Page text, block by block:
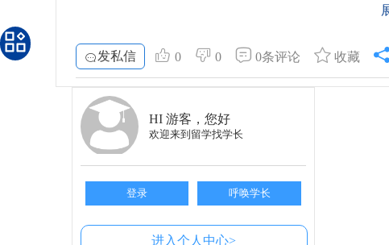
- **住宿费：** - 根据所在地区和生活方式不同，
- **私塾费用：** - 相对理科课程的学费，文科私
3. 赴日前准备 此外，出国前还会有一些必要的费
人民币。对于语言学校2年的费用，合计在27万至29
4. 高考与日本留学 在选择日本留学的过程中，
多强调高考成绩的要求，可以说是重启人生的一次升
有稳定的英语或日语基础的同学也可以在日本的语言学
5. 总结与建议 无论你选择哪条留学道路，经济基
上能够更加顺利。在与父母讨论时，可以用我提供的
的可能性。
记住，留学的过程不仅是学习专业知识，更是提
发私信 0 0 0条评论 收藏
HI 游客，您好
欢迎来到留学找学长
登录 呼唤学长
进入个人中心>